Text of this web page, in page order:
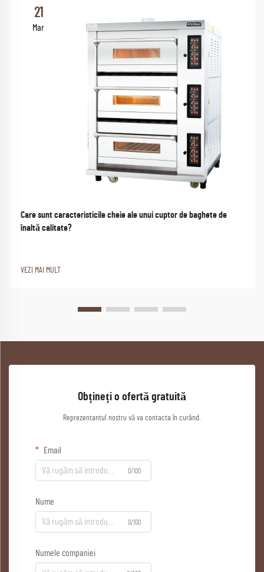
21
Mar
Care sunt caracteristicile cheie ale unui cuptor de baghete de
înaltă calitate?
VEZI MAI MULT
Obțineți o ofertă gratuită
Reprezentantul nostru vă va contacta în curând.
Email
0/100
Nume
0/100
Numele companiei